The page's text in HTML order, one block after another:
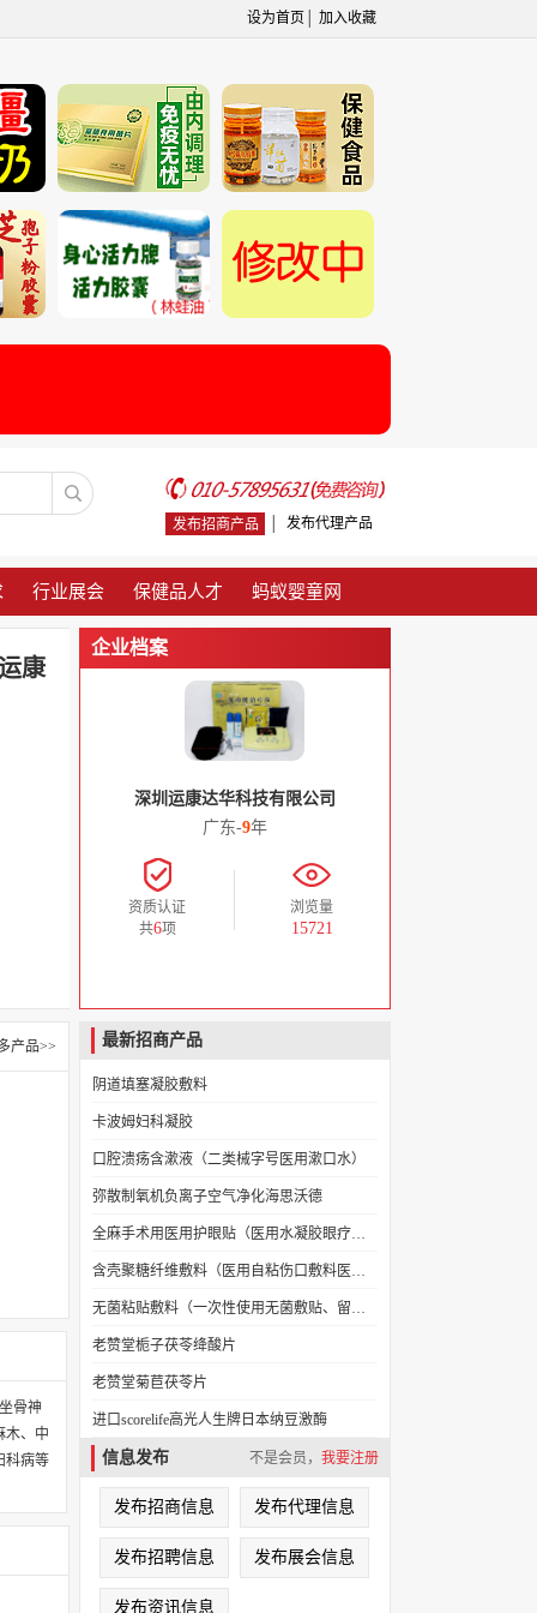
设为首页 加入收藏
发布招商产品 发布代理产品
行业展会 保健品人才 蚂蚁婴童网
康
企业档案
深圳运康达华科技有限公司
广东-9年
资质认证
共6项
浏览量
15721
产品>>
骨神
木、中
科病等
最新招商产品
阴道填塞凝胶敷料
卡波姆妇科凝胶
口腔溃疡含漱液（二类械字号医用漱口水）
弥散制氧机负离子空气净化海思沃德
全麻手术用医用护眼贴（医用水凝胶眼疗贴）
含壳聚糖纤维敷料（医用自粘伤口敷料医用无菌敷料贴）
无菌粘贴敷料（一次性使用无菌敷贴、留置针贴膜）
老赞堂栀子茯苓绛酸片
老赞堂菊苣茯苓片
进口scorelife高光人生牌日本纳豆激酶
信息发布 不是会员， 我要注册
发布招商信息 发布代理信息
发布招聘信息 发布展会信息
发布资讯信息